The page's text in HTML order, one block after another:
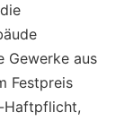
Gewerke aus
Festpreis
Haftpflicht,